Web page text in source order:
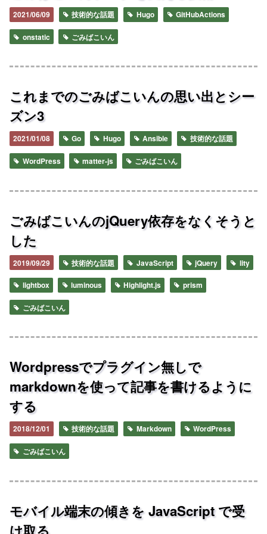
2021/06/09 技術的な話題 Hugo GitHubActions
onstatic ごみばこいん
これまでのごみばこいんの思い出とシー
ズン3
2021/01/08 Go Hugo Ansible 技術的な話題
WordPress matter-js ごみばこいん
ごみばこいんのjQuery依存をなくそうと
した
2019/09/29 技術的な話題 JavaScript jQuery lity
lightbox luminous Highlight.js prism
ごみばこいん
Wordpressでプラグイン無しで
markdownを使って記事を書けるように
する
2018/12/01 技術的な話題 Markdown WordPress
ごみばこいん
モバイル端末の傾きを JavaScript で受
け取る